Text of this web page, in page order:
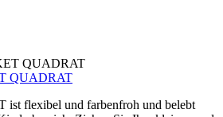
QUADRAT
flexibel und farbenfroh und belebt